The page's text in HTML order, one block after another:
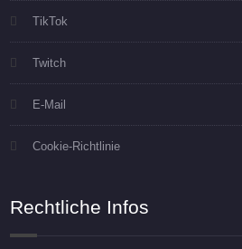
TikTok
Twitch
E-Mail
Cookie-Richtlinie
Rechtliche Infos